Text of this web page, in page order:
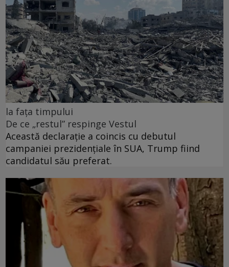
la fața timpului
De ce „restul” respinge Vestul
Această declarație a coincis cu debutul
campaniei prezidențiale în SUA, Trump fiind
candidatul său preferat.